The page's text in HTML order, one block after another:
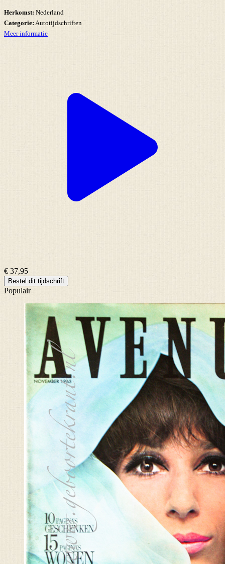
Herkomst: Nederland
Categorie: Autotijdschriften
Meer informatie
€ 37,95
Bestel dit tijdschrift
Populair